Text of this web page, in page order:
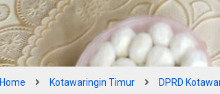
Home Kotawaringin Timur DPRD